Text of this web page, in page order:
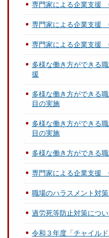
専門家による企業支援
専門家による企業支援
専門家による企業支援
多様な働き方ができる
援
多様な働き方ができる
目の実施
多様な働き方ができる
目の実施
多様な働き方ができる
専門家による企業支援
職場のハラスメント対
過労死等防止対策につ
令和３年度「チャイル